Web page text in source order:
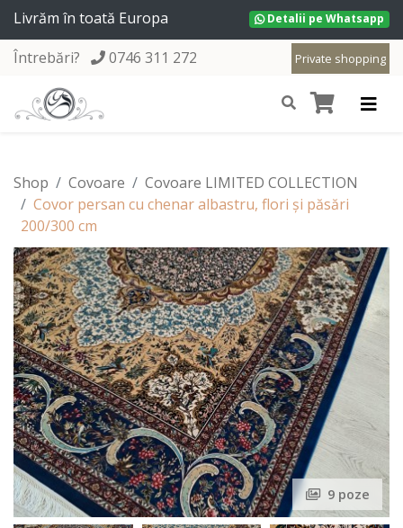
Livrăm în toată Europa Detalii pe Whatsapp
Private shopping
Întrebări? 0746 311 272
Shop Covoare
Covoare LIMITED COLLECTION
Covor persan cu chenar albastru, flori și păsări
200/300 cm
9 poze